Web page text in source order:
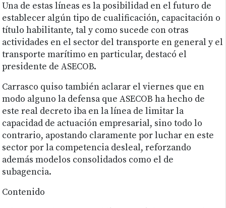
Una de estas líneas es la posibilidad en el futuro de
establecer algún tipo de cualificación, capacitación o
título habilitante, tal y como sucede con otras
actividades en el sector del transporte en general y el
transporte marítimo en particular, destacó el
presidente de ASECOB.
Carrasco quiso también aclarar el viernes que en
modo alguno la defensa que ASECOB ha hecho de
este real decreto iba en la línea de limitar la
capacidad de actuación empresarial, sino todo lo
contrario, apostando claramente por luchar en este
sector por la competencia desleal, reforzando
además modelos consolidados como el de
subagencia.
Contenido